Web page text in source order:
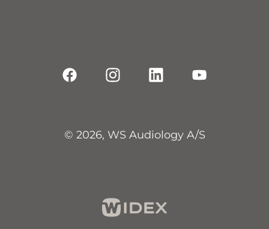
© 2026, WS Audiology A/S